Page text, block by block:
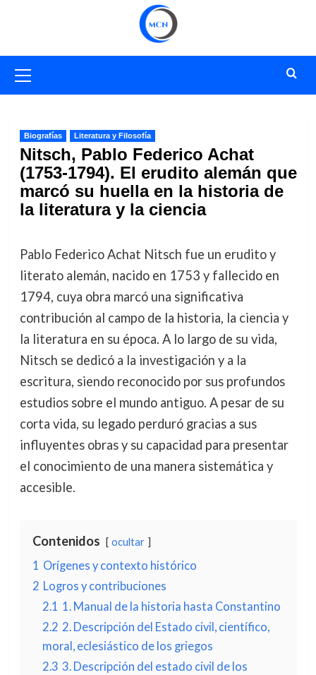
primario
Biografías Literatura y Filosofía
Nitsch, Pablo Federico Achat
(1753-1794). El erudito alemán que
marcó su huella en la historia de
la literatura y la ciencia
Pablo Federico Achat Nitsch fue un erudito y
literato alemán, nacido en 1753 y fallecido en
1794, cuya obra marcó una significativa
contribución al campo de la historia, la ciencia y
la literatura en su época. A lo largo de su vida,
Nitsch se dedicó a la investigación y a la
escritura, siendo reconocido por sus profundos
estudios sobre el mundo antiguo. A pesar de su
corta vida, su legado perduró gracias a sus
influyentes obras y su capacidad para presentar
el conocimiento de una manera sistemática y
accesible.
Contenidos ocultar
1 Orígenes y contexto histórico
2 Logros y contribuciones
2.1 1. Manual de la historia hasta Constantino
2.2 2. Descripción del Estado civil, científico,
moral, eclesiástico de los griegos
2.3 3. Descripción del estado civil de los